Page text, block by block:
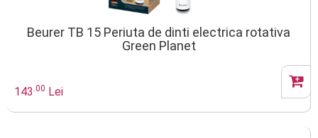
Beurer TB 15 Periuta de dinti electrica rotativa
Green Planet
143 .00 Lei